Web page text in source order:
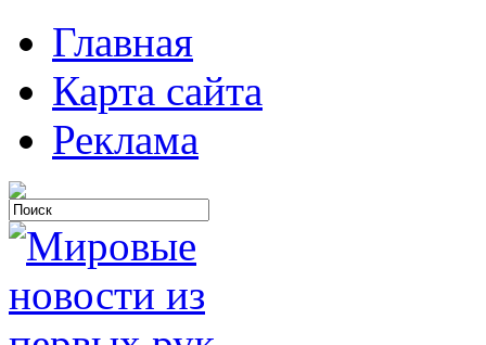
Главная
Карта сайта
Реклама